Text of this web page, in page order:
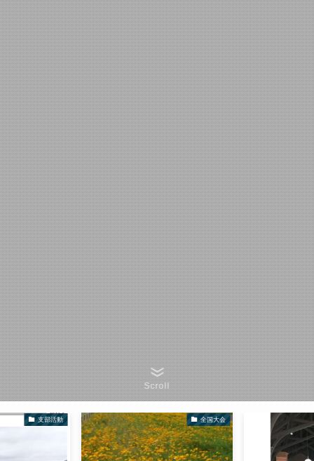
Scroll
支部活動 全国大会